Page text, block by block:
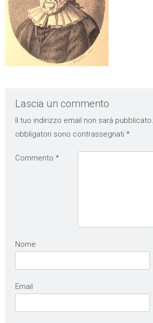
Lascia un commento
Il tuo indirizzo email non sarà pubblicato.
obbligatori sono contrassegnati *
Commento *
Nome
Email